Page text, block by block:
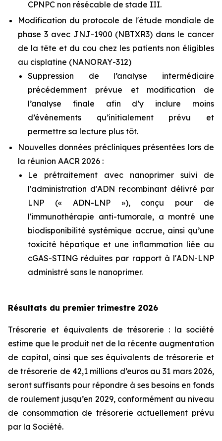
CPNPC non résécable de stade III.
Modification du protocole de l'étude mondiale de
phase 3 avec JNJ-1900 (NBTXR3) dans le cancer
de la tête et du cou chez les patients non éligibles
au cisplatine (NANORAY-312)
Suppression de l’analyse intermédiaire
précédemment prévue et modification de
l’analyse finale afin d’y inclure moins
d’évènements qu’initialement prévu et
permettre sa lecture plus tôt.
Nouvelles données précliniques présentées lors de
la réunion AACR 2026 :
Le prétraitement avec nanoprimer suivi de
l'administration d'ADN recombinant délivré par
LNP (« ADN-LNP »), conçu pour de
l'immunothérapie anti-tumorale, a montré une
biodisponibilité systémique accrue, ainsi qu’une
toxicité hépatique et une inflammation liée au
cGAS-STING réduites par rapport à l'ADN-LNP
administré sans le nanoprimer.
Résultats du premier trimestre 2026
Trésorerie et équivalents de trésorerie : la société
estime que le produit net de la récente augmentation
de capital, ainsi que ses équivalents de trésorerie et
de trésorerie de 42,1 millions d’euros au 31 mars 2026,
seront suffisants pour répondre à ses besoins en fonds
de roulement jusqu’en 2029, conformément au niveau
de consommation de trésorerie actuellement prévu
par la Société.